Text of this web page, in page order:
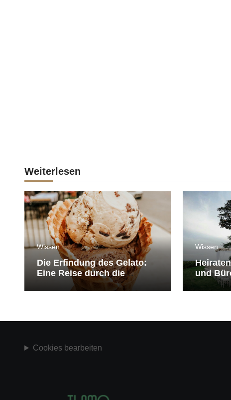
Weiterlesen
Wissen
Die Erfindung des Gelato:
Eine Reise durch die
Geschichte der Eiscreme
Wissen
und
Cookies bearbeiten